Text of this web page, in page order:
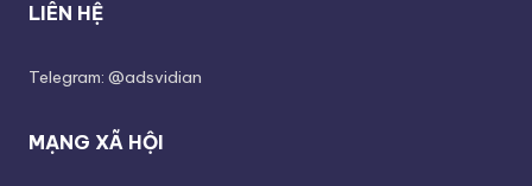
LIÊN HỆ
Telegram: @adsvidian
MẠNG XÃ HỘI